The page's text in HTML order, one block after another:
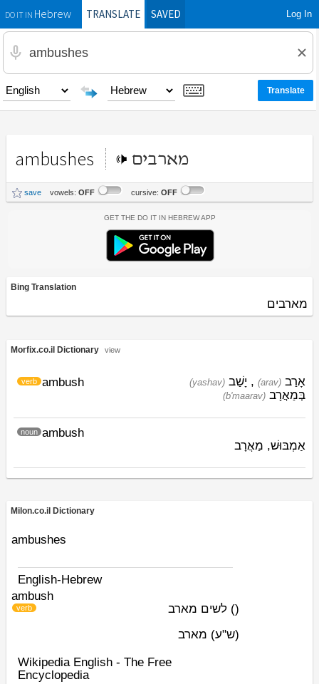
DO IT INHebrewTRANSLATE SAVED Log In
ambushes מארבים
save vowels: OFF cursive: OFF
Get the Do It In Hebrew App
Bing Translation
מארבים
Morfix.co.il Dictionary view
ambush
verb (arav) אָרַב ,
(yashav) יָשַׁב
(b'maarav) בְּמַאֲרָב
ambush
noun
אַמְבּוּשׁ, מַאֲרָב
Milon.co.il Dictionary
ambushes
English-Hebrew
ambush
(
verb ) לשים מארב
(ש"ע) מארב
Wikipedia English - The Free
Encyclopedia